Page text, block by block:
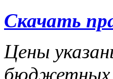
Скачать
Цены
бюджетных